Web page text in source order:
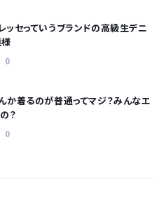
ッセっていうブランドの高級生デニ
0
か着るのが普通ってマジ？みんなエ
？
0